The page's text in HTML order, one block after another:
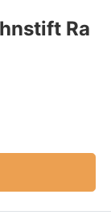
Ra